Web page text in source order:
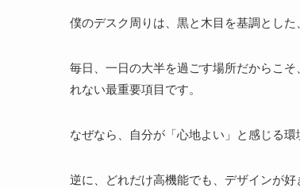
僕のデスク周りは、黒と木目を基調とし
毎日、一日の大半を過ごす場所だからこ
れない最重要項目です。
なぜなら、自分が「心地よい」と感じる
逆に、どれだけ高機能でも、デザインが